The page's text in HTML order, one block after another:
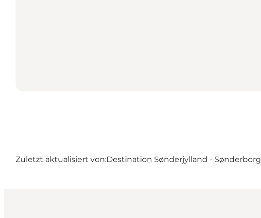
Zuletzt aktualisiert von:Destination Sønderjylland - Sønderborg